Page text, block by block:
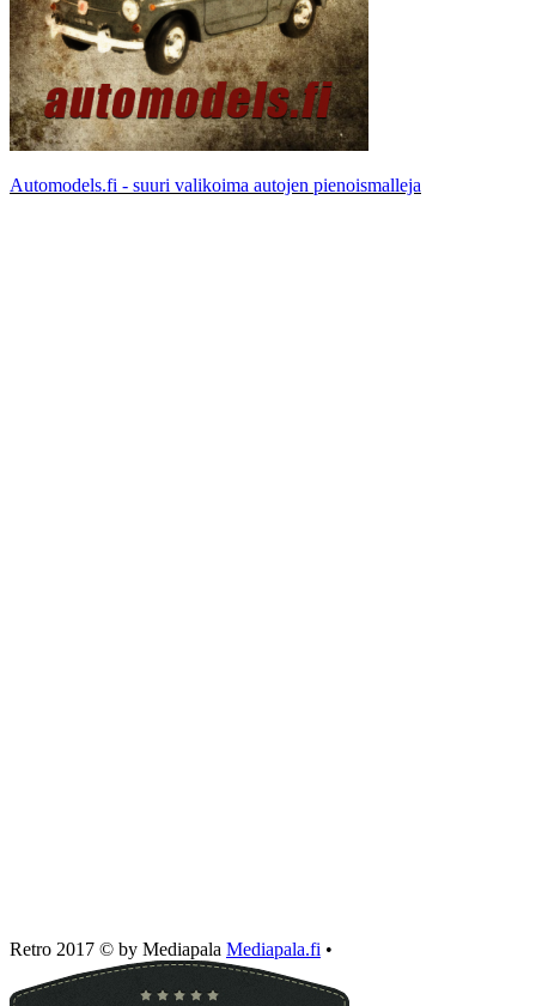
Automodels.fi - suuri valikoima autojen pienoismalleja
Retro 2017 © by Mediapala Mediapala.fi •